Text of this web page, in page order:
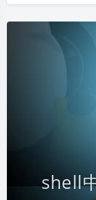
shell